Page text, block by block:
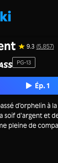
9.3 (5,857)
PG-13
Ép. 1
d’orphelin à
soif d’argent et
pleine de